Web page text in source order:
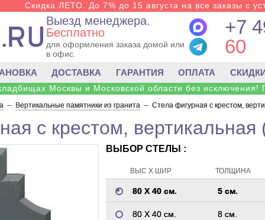
Скидка ЛЕТО. До 7% до 15 августа на все заказы с
Выезд менеджера.
Бесплатно
для оформления заказа домой или
в офис.
+7
60
ДОСТАВКА ГАРАНТИЯ ОПЛАТА
Москвы и Московской области без исключения!
-- Вертикальные памятники из гранита -- Стела фигурная с крестом,
с крестом, вертикальная
ВЫБОР СТЕЛЫ :
ВЫС Х ШИР ТОЛЩИНА
80 Х 40 см. 5 см.
80 Х 40 см. 8 см.